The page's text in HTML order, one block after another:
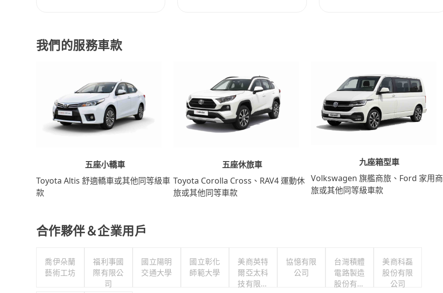
我們的服務車款
五座小轎車
Toyota Altis 舒適轎車或其他同等級車
款
五座休旅車
Toyota Corolla Cross、RAV4 運動休
旅或其他同等車款
九座箱型車
Volkswagen 旗艦商旅、Ford 家用商
旅或其他同等級車款
合作夥伴＆企業用戶
喬伊朵蘭
藝術工坊
福利事國
際有限公
司
國立陽明
交通大學
國立彰化
師範大學
美商英特
爾亞太科
技有限公
協憶有限
公司
台灣積體
電路製造
股份有限
美商科磊
股份有限
公司